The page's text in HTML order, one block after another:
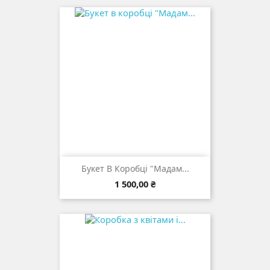
Букет В Коробці "Мадам...
Ціна
1 500,00 ₴